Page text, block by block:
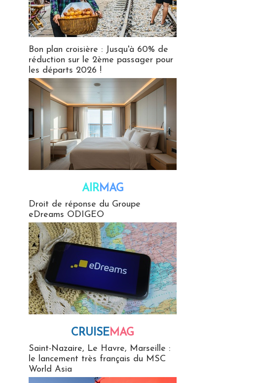
Bon plan croisière : Jusqu'à 60% de
réduction sur le 2ème passager pour
les départs 2026 !
AIRMAG
Droit de réponse du Groupe
eDreams ODIGEO
CRUISEMAG
Saint-Nazaire, Le Havre, Marseille :
le lancement très français du MSC
World Asia